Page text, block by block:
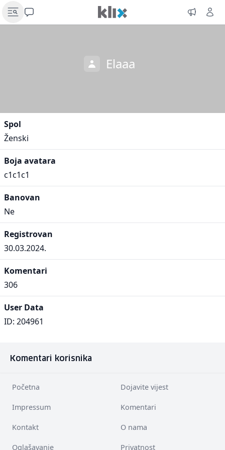
Elaaa
Spol
Ženski
Boja avatara
c1c1c1
Banovan
Ne
Registrovan
30.03.2024.
Komentari
306
User Data
ID: 204961
Komentari korisnika
Početna Dojavite vijest
Impressum Komentari
Kontakt O nama
Oglašavanje Privatnost